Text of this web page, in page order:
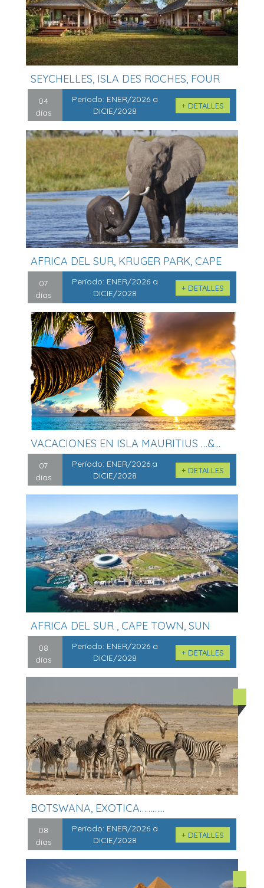
SEYCHELLES, ISLA DES ROCHES, FOUR
SEA...
04
días
Período: ENER/2026 a
DICIE/2028
+ DETALLES
AFRICA DEL SUR, KRUGER PARK, CAPE
TOW...
07
días
Período: ENER/2026 a
DICIE/2028
+ DETALLES
VACACIONES EN ISLA MAURITIUS …&...
07
días
Período: ENER/2026.a
DICIE/2028
+ DETALLES
AFRICA DEL SUR , CAPE TOWN, SUN
CITY...
08
días
Período: ENER/2026 a
DICIE/2028
+ DETALLES
BOTSWANA, EXOTICA………...
08
días
Período: ENER/2026 a
DICIE/2028
+ DETALLES